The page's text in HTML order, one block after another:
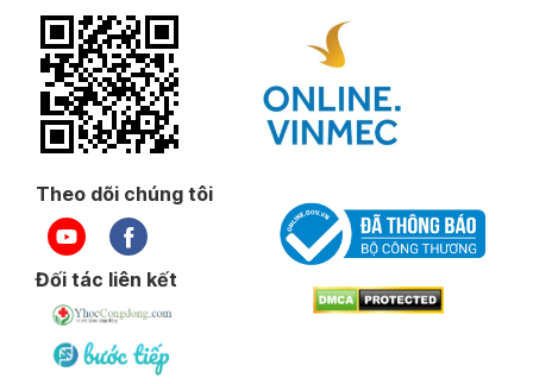
Theo dõi chúng tôi
Đối tác liên kết